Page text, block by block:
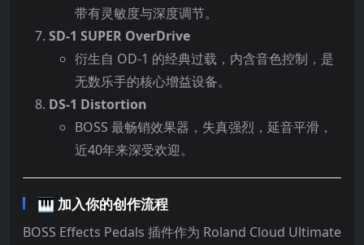
带有灵敏度与深度调节。
SD-1 SUPER OverDrive
衍生自 OD-1 的经典过载，内含音色控制，是
无数乐手的核心增益设备。
DS-1 Distortion
BOSS 最畅销效果器，失真强烈，延音平滑，
近40年来深受欢迎。
🎹 加入你的创作流程
BOSS Effects Pedals 插件作为 Roland Cloud Ultimate